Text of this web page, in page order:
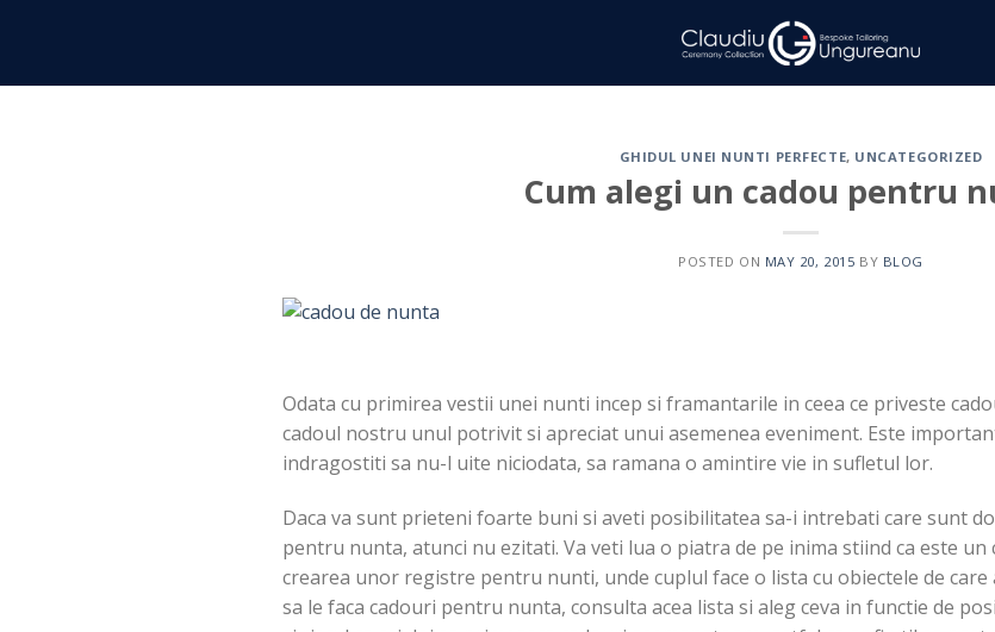
GHIDUL UNEI NUNTI PERFECTE, UNCATEGORIZED
Cum alegi un cadou pentru
POSTED ON MAY 20, 2015 BY BLOG
Odata cu primirea vestii unei nunti incep si framantarile in ceea ce priveste
cadoul nostru unul potrivit si apreciat unui asemenea eveniment. Este
indragostiti sa nu-l uite niciodata, sa ramana o amintire vie in sufletul lor.
Daca va sunt prieteni foarte buni si aveti posibilitatea sa-i intrebati care sunt
pentru nunta, atunci nu ezitati. Va veti lua o piatra de pe inima stiind ca este un
crearea unor registre pentru nunti, unde cuplul face o lista cu obiectele de
sa le faca cadouri pentru nunta, consulta acea lista si aleg ceva in functie de